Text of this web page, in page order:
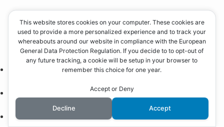
アーカイブ
This website stores cookies on your computer. These cookies are
used to provide a more personalized experience and to track your
whereabouts around our website in compliance with the European
General Data Protection Regulation. If you decide to to opt-out of
any future tracking, a cookie will be setup in your browser to
remember this choice for one year.
Accept or Deny
Decline Accept